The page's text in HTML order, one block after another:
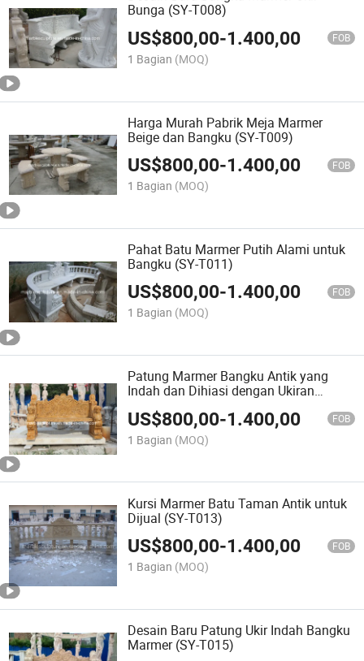
Bunga (SY-T008)
US$800,00-1.400,00 FOB
1 Bagian (MOQ)
Harga Murah Pabrik Meja Marmer
Beige dan Bangku (SY-T009)
US$800,00-1.400,00 FOB
1 Bagian (MOQ)
Pahat Batu Marmer Putih Alami untuk
Bangku (SY-T011)
US$800,00-1.400,00 FOB
1 Bagian (MOQ)
Patung Marmer Bangku Antik yang
Indah dan Dihiasi dengan Ukiran
US$800,00-1.400,00 FOB
1 Bagian (MOQ)
Kursi Marmer Batu Taman Antik untuk
Dijual (SY-T013)
US$800,00-1.400,00 FOB
1 Bagian (MOQ)
Desain Baru Patung Ukir Indah Bangku
Marmer (SY-T015)